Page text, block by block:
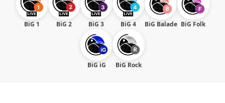
BiG 1 BiG 2 BiG 3 BiG 4 BiG Balade BiG Folk
BiG iG BiG Rock